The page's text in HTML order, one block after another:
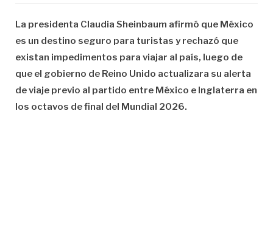
La presidenta Claudia Sheinbaum afirmó que México
es un destino seguro para turistas y rechazó que
existan impedimentos para viajar al país, luego de
que el gobierno de Reino Unido actualizara su alerta
de viaje previo al partido entre México e Inglaterra en
los octavos de final del Mundial 2026.